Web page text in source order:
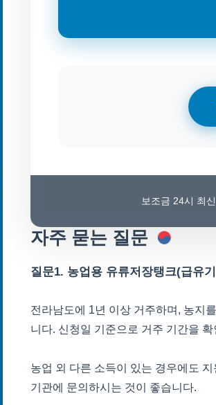
보조금 24시 최
자주 묻는 질문
질문1. 농업용 유류저장탱크(급유
전라남도에 1년 이상 거주하며, 농지
니다. 신청일 기준으로 거주 기간을
농업 외 다른 소득이 있는 경우에도
기관에 문의하시는 것이 좋습니다.